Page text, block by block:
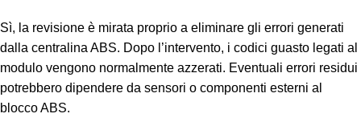
Sì, la revisione è mirata proprio a eliminare gli errori generati
dalla centralina ABS. Dopo l’intervento, i codici guasto legati al
modulo vengono normalmente azzerati. Eventuali errori residui
potrebbero dipendere da sensori o componenti esterni al
blocco ABS.